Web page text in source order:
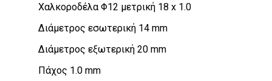
Χαλκοροδέλα Φ12 μετρική 18 x 1.0
Διάμετρος εσωτερική 14 mm
Διάμετρος εξωτερική 20 mm
Πάχος 1.0 mm